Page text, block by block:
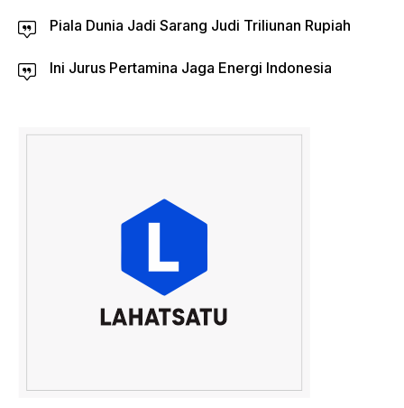
Piala Dunia Jadi Sarang Judi Triliunan Rupiah
Ini Jurus Pertamina Jaga Energi Indonesia